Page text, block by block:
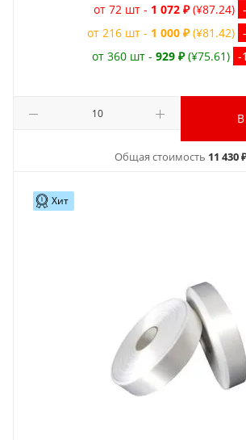
от 72 шт - 1 072 ₽ (¥87.24)
от 216 шт - 1 000 ₽ (¥81.42)
от 360 шт - 929 ₽ (¥75.61) -
Общая стоимость 11 430
Хит